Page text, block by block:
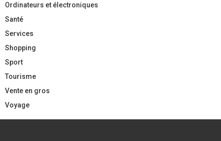
Ordinateurs et électroniques
Santé
Services
Shopping
Sport
Tourisme
Vente en gros
Voyage